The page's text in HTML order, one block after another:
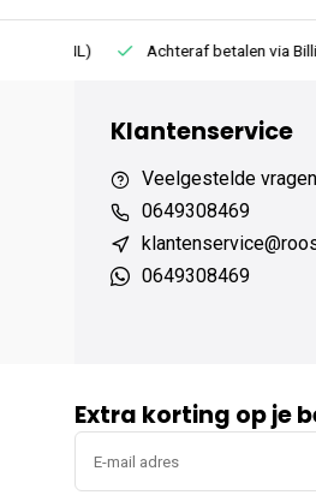
Achteraf betalen via Billink
Klantenservice
Veelgestelde vragen
0649308469
0649308469
Extra korting op je